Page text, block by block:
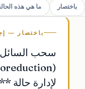
باختصار
ما هي هذه
باختصار —
سحب السائل
لإدارة حالة